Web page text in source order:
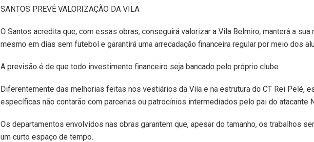
SANTOS PREVÊ VALORIZAÇÃO DA VILA
O Santos acredita que, com essas obras, conseguirá valorizar a Vila Belmiro, manterá a sua
mesmo em dias sem futebol e garantirá uma arrecadação financeira regular por meio dos
A previsão é de que todo investimento financeiro seja bancado pelo próprio clube.
Diferentemente das melhorias feitas nos vestiários da Vila e na estrutura do CT Rei Pelé,
específicas não contarão com parcerias ou patrocínios intermediados pelo pai do atacante
Os departamentos envolvidos nas obras garantem que, apesar do tamanho, os trabalhos
um curto espaço de tempo.